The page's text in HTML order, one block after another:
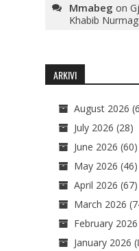
Mmabeg on
Khabib
ARKIVI
August 2026
July 2026 (28)
June 2026 (60)
May 2026 (46)
April 2026 (67)
March 2026
February 2026
January 2026